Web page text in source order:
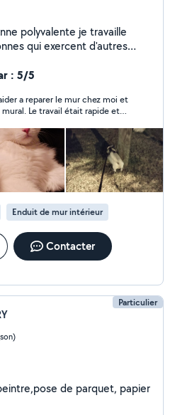
qui exercent d'autres
d'animaux ...... je peux
afin de vous mettre en
professionnels n'hésitez
: 5/5
a reparer le mur chez moi et
Le travail était rapide et
ce qui était un plus.
peux que vous le
recommander. Je ferai à nouveau appel a lui . Merci
Enduit de mur intérieur
Contacter
Particulier
de parquet, papier